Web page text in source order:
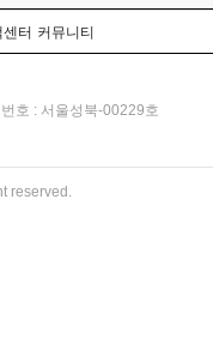
센터 커뮤니티
호 : 서울성북-00229호
reserved.